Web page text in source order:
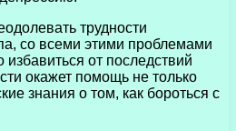
трудности
со всеми этими проблемами
избавиться от последствий
окажет помощь не только
знания о том, как бороться с